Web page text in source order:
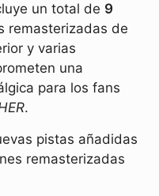
un total de 9
remasterizadas de
y varias
una
para los fans
.
pistas añadidas
remasterizadas